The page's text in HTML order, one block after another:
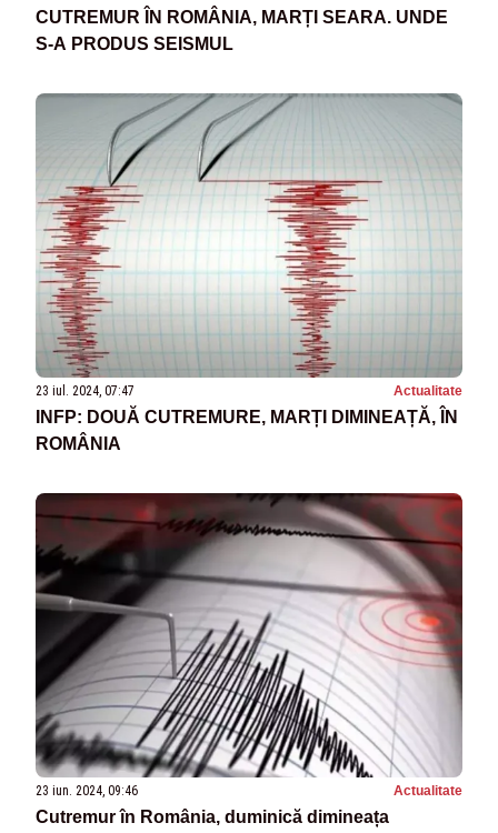
CUTREMUR ÎN ROMÂNIA, MARȚI SEARA. UNDE
S-A PRODUS SEISMUL
23 iul. 2024, 07:47 Actualitate
INFP: DOUĂ CUTREMURE, MARȚI DIMINEAȚĂ, ÎN
ROMÂNIA
23 iun. 2024, 09:46 Actualitate
Cutremur în România, duminică dimineața